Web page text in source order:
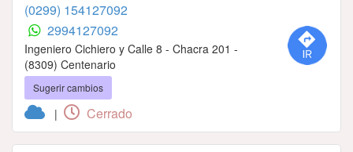
(0299) 154127092
2994127092
Ingeniero Cichiero y Calle 8 - Chacra 201 -
(8309) Centenario
Sugerir cambios
| Cerrado